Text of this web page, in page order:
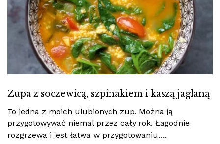
Zupa z soczewicą, szpinakiem i kaszą jaglaną
To jedna z moich ulubionych zup. Można ją
przygotowywać niemal przez cały rok. Łagodnie
rozgrzewa i jest łatwa w przygotowaniu.…